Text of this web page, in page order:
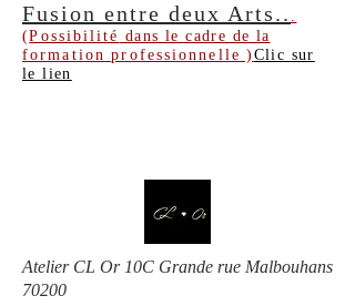
Fusion entre deux Arts.. .
(Possibilité dans le cadre de la
formation professionnelle ) Clic sur
le lien
Atelier CL Or 10C Grande rue Malbouhans
70200